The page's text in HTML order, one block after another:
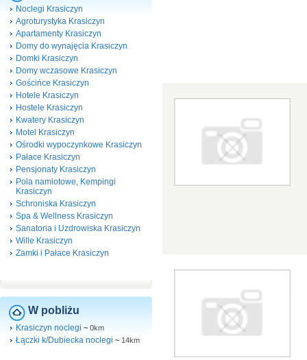
Noclegi Krasiczyn
Agroturystyka Krasiczyn
Apartamenty Krasiczyn
Domy do wynajęcia Krasiczyn
Domki Krasiczyn
Domy wczasowe Krasiczyn
Gościńce Krasiczyn
Hotele Krasiczyn
Hostele Krasiczyn
Kwatery Krasiczyn
Motel Krasiczyn
Ośrodki wypoczynkowe Krasiczyn
Pałace Krasiczyn
Pensjonaty Krasiczyn
Pola namiotowe, Kempingi
Krasiczyn
Schroniska Krasiczyn
Spa & Wellness Krasiczyn
Sanatoria i Uzdrowiska Krasiczyn
Wille Krasiczyn
Zamki i Pałace Krasiczyn
W pobliżu
Krasiczyn noclegi ~ 0km
Łączki k/Dubiecka noclegi ~ 14km